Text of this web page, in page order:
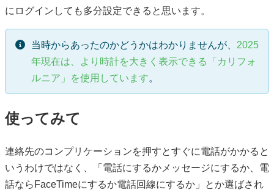
にログインしても多分設定できると思います。
当時からあったのかどうかはわかりませんが、 2025
年現在は、より時計を大きく表示できる「カリフォ
ルニア」を使用しています。
使ってみて
連絡先のコンプリケーションを押すとすぐに電話がかかると
いうわけではなく、「電話にするかメッセージにするか、電
話ならFaceTimeにするか電話回線にするか」とか選ばされ